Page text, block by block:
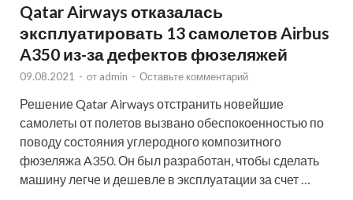
Qatar Airways отказалась
эксплуатировать 13 самолетов Airbus
A350 из-за дефектов фюзеляжей
09.08.2021 - от admin - Оставьте комментарий
Решение Qatar Airways отстранить новейшие
самолеты от полетов вызвано обеспокоенностью по
поводу состояния углеродного композитного
фюзеляжа A350. Он был разработан, чтобы сделать
машину легче и дешевле в эксплуатации за счет …